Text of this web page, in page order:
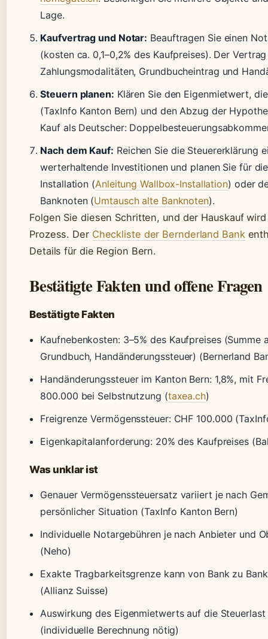
Lage.
Kaufvertrag und Notar: Beauftragen Sie einen
(kosten ca. 0,1–0,2% des Kaufpreises). Der
Zahlungsmodalitäten, Grundbucheintrag und
Steuern planen: Klären Sie den Eigenmietwert,
(TaxInfo Kanton Bern) und den Abzug der
Kauf als Deutscher:
Nach dem Kauf: Reichen Sie die Steuererklärung
werterhaltende Investitionen und planen Sie für
Installation (Anleitung Wallbox-Installation) oder
Banknoten (Umtausch alte Banknoten).
Folgen Sie diesen Schritten, und der Hauskauf
Prozess. Der Checkliste der Bernderland Bank
Details für die Region Bern.
Bestätigte Fakten und offene Fragen
Bestätigte Fakten
Kaufnebenkosten: 3–5% des Kaufpreises (Summe
Grundbuch, Handänderungssteuer) (Bernerland
Handänderungssteuer im Kanton Bern: 1,8%, mit
800.000 bei Selbstnutzung (taxea.ch)
Freigrenze Vermögenssteuer: CHF 100.000
Eigenkapitalanforderung: 20% des Kaufpreises
Was unklar ist
Genauer Vermögenssteuersatz variiert je nach
persönlicher Situation (TaxInfo Kanton Bern)
Individuelle Notargebühren je nach Anbieter und
(Neho)
Exakte Tragbarkeitsgrenze kann von Bank zu
(Allianz Suisse)
Auswirkung des Eigenmietwerts auf die
(individuelle Berechnung nötig)